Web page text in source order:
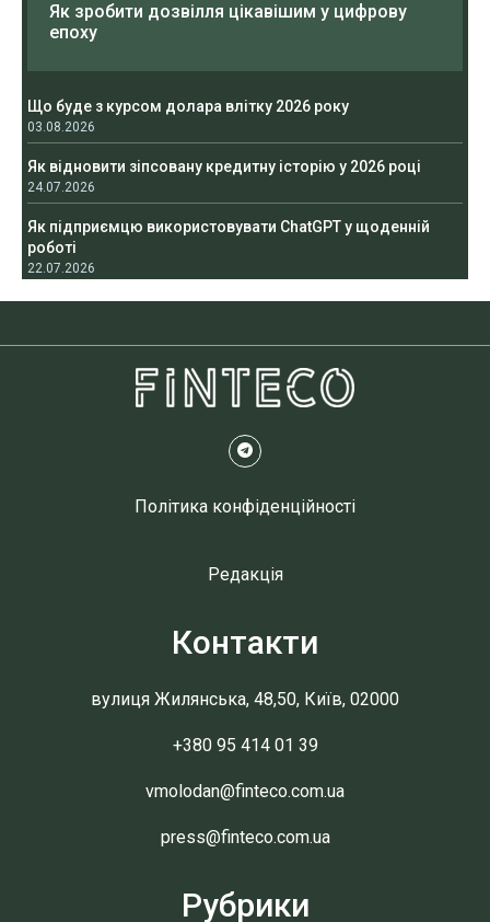
Як зробити дозвілля цікавішим у цифрову
епоху
Що буде з курсом долара влітку 2026 року
03.08.2026
Як відновити зіпсовану кредитну історію у 2026 році
24.07.2026
Як підприємцю використовувати ChatGPT у щоденній
роботі
22.07.2026
Політика конфіденційності
Редакція
Контакти
вулиця Жилянська, 48,50, Київ, 02000
+380 95 414 01 39
vmolodan@finteco.com.ua
press@finteco.com.ua
Рубрики